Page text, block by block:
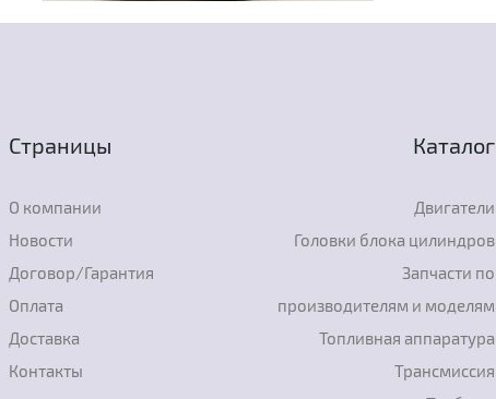
Страницы
О компании
Новости
Договор/Гарантия
Оплата
Доставка
Контакты
Каталог
Двигатели
Головки блока цилиндров
Запчасти по
производителям и моделям
Топливная аппаратура
Трансмиссия